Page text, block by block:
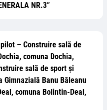
NR.3”
– Construire sală de
comuna Dochia,
sală de sport și
Gimnazială Banu Băleanu
comuna Bolintin-Deal,